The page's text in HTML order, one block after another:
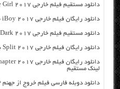
دانلود مستقیم فیلم خارجی Get the Girl 2017 از سرور سایت
دانلود رایگان فیلم خارجی iBoy 2017 با لینک مستقیم
دانلود مستقیم فیلم خارجی Justice League Dark 2017 از سرور سایت
دانلود رایگان فیلم خارجی Split 2017 با لینک مستقیم
لینک مستقیم
دانلود دوبله فارسی فیلم خروج از جهنم Out of Inferno 2013